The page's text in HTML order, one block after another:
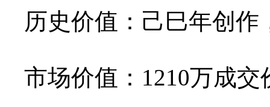
历史价值：己巳年创
市场价值：1210万成